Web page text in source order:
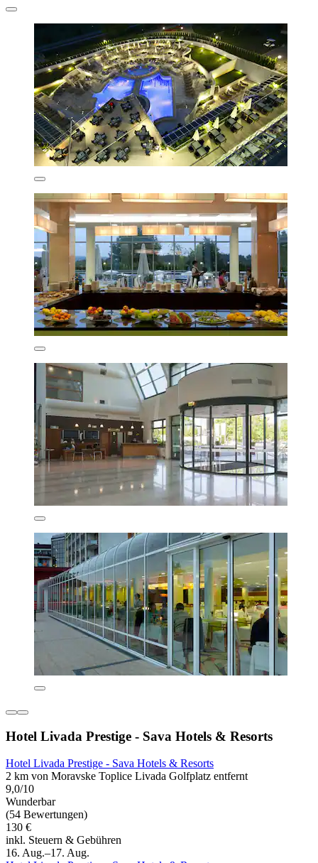
Hotel Livada Prestige - Sava Hotels & Resorts
Hotel Livada Prestige - Sava Hotels & Resorts
2 km von Moravske Toplice Livada Golfplatz entfernt
9,0/10
Wunderbar
(54 Bewertungen)
130 €
inkl. Steuern & Gebühren
16. Aug.–17. Aug.